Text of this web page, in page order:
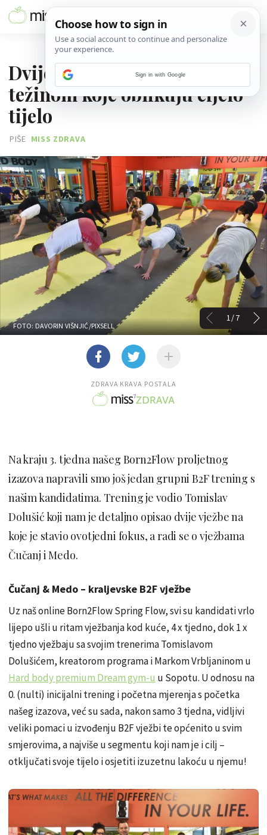
Dvije vježbe s vlastitom
težinom koje oblikuju cijelo
tijelo
PIŠE MISS ZDRAVA
1/7
FOTO: DAVORIN VIŠNJIĆ/PIXSELL
ZDRAVA KRAVA POSTALA
Na kraju 3. tjedna našeg Born2Flow proljetnog
izazova napravili smo još jedan grupni B2F trening s
našim kandidatima. Trening je vodio Tomislav
Dolušić koji nam je detaljno opisao dvije vježbe na
koje je stavio ovotjedni fokus, a radi se o vježbama
Čučanj i Medo.
Čučanj & Medo – kraljevske B2F vježbe
Uz naš online Born2Flow Spring Flow, svi su kandidati vrlo
lijepo ušli u ritam vježbanja kod kuće, 4 x tjedno, dok 1 x
tjedno vježbaju sa svojim trenerima Tomislavom
Dolušićem, kreatorom programa i Markom Vrbljaninom u
Hard body premium Dream gym-u u Sopotu. U odnosu na
0. (nulti) inicijalni trening i početna mjerenja s početka
našeg izazova, već su sada, nakon samo 3 tjedna, vidljivi
veliki pomaci u izvođenju B2F vježbi te općenito u svim
smjerovima, a najviše u segmentu koji nam je i cilj –
otključati svoje tijelo i osjetiti izuzetnu lakoću u njemu!
Sign in with Google